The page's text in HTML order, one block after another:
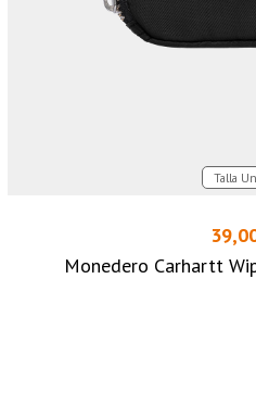
Talla
Monedero Carhartt